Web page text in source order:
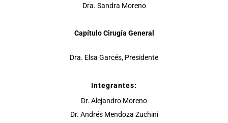
Dra. Sandra Moreno
Capítulo Cirugía General
Dra. Elsa Garcés, Presidente
Integrantes:
Dr. Alejandro Moreno
Dr. Andrés Mendoza Zuchini